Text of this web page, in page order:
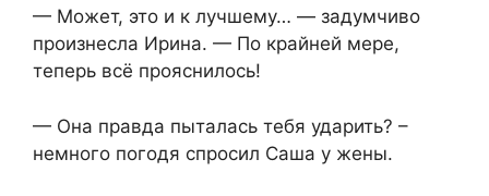
— Может, это и к лучшему… — задумчиво
произнесла Ирина. — По крайней мере,
теперь всё прояснилось!
— Она правда пыталась тебя ударить? –
немного погодя спросил Саша у жены.